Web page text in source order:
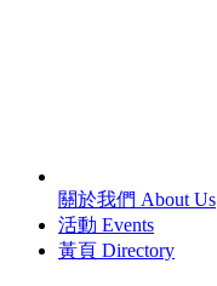
關於我們 About Us
活動 Events
黃頁 Directory